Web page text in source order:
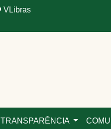
VLibras
TRANSPARÊNCIA